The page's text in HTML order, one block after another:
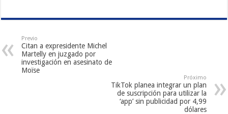
Previo
Citan a expresidente Michel
Martelly en juzgado por
investigación en asesinato de
Moïse
Próximo
TikTok planea integrar un plan
de suscripción para utilizar la
‘app’ sin publicidad por 4,99
dólares